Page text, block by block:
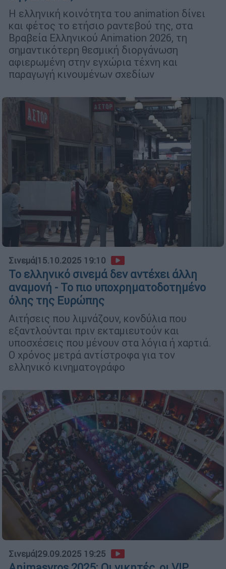
Η ελληνική κοινότητα του animation δίνει
και φέτος το ετήσιο ραντεβού της, στα
Βραβεία Ελληνικού Animation 2026, τη
σημαντικότερη θεσμική διοργάνωση
αφιερωμένη στην εγχώρια τέχνη και
παραγωγή κινουμένων σχεδίων
Σινεμά|15.10.2025 19:10
Το ελληνικό σινεμά δεν αντέχει άλλη
αναμονή - Το πιο υποχρηματοδοτημένο
όλης της Ευρώπης
Αιτήσεις που λιμνάζουν, κονδύλια που
εξαντλούνται πριν εκταμιευτούν και
υποσχέσεις που μένουν στα λόγια ή χαρτιά.
Ο χρόνος μετρά αντίστροφα για τον
ελληνικό κινηματογράφο
Σινεμά|29.09.2025 19:25